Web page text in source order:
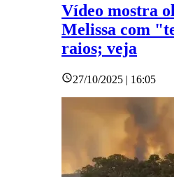
Vídeo mostra
Melissa com
raios; veja
27/10/2025 | 16:05